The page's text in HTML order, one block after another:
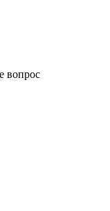
вопрос